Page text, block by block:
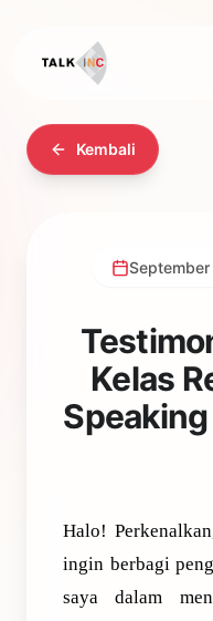
Kembali
September
Kelas
Halo!
ingin berbagi
saya dalam